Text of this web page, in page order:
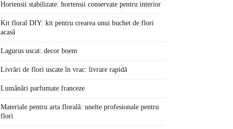
Hortensii stabilizate: hortensii conservate pentru interior
Kit floral DIY: kit pentru crearea unui buchet de flori
acasă
Lagurus uscat: decor boem
Livrări de flori uscate în vrac: livrare rapidă
Lumânări parfumate franceze
Materiale pentru arta florală: unelte profesionale pentru
flori